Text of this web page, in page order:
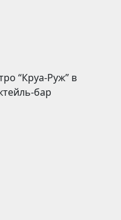
“Круа-Руж” в
бар